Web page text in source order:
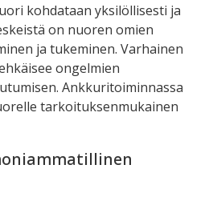
kohdataan yksilöllisesti ja
on nuoren omien
ja tukeminen. Varhainen
ongelmien
Ankkuritoiminnassa
tarkoituksenmukainen